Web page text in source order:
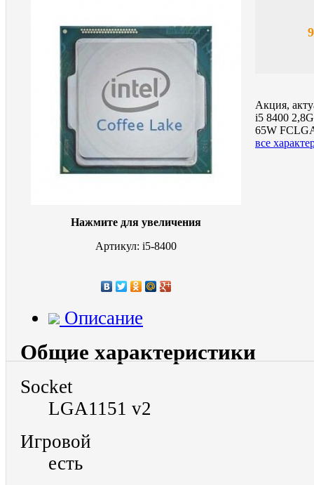
Нажмите для увеличения
Артикул: i5-8400
Акция,
i5 8400
65W
все
Описание
Общие характеристики
Socket
LGA1151 v2
Игровой
есть